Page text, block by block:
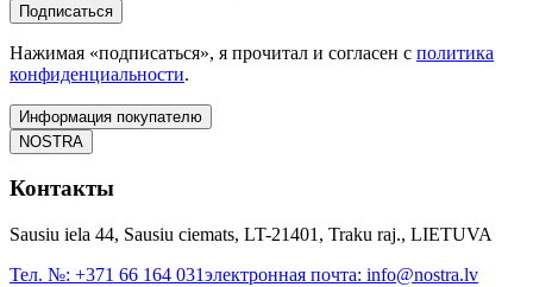
Подписаться
Нажимая «подписаться», я прочитал и согласен с политика
конфиденциальности.
Информация покупателю
NOSTRA
Контакты
Sausiu iela 44, Sausiu ciemats, LT-21401, Traku raj., LIETUVA
Тел. №: +371 66 164 031электронная почта: info@nostra.lv